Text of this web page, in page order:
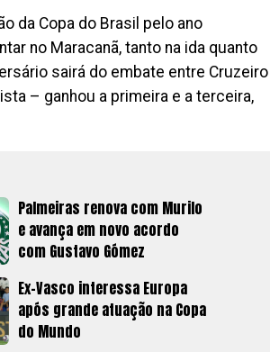
da Copa do Brasil pelo ano
no Maracanã, tanto na ida quanto
sairá do embate entre Cruzeiro
– ganhou a primeira e a terceira,
Palmeiras renova com Murilo
e avança em novo acordo
com Gustavo Gómez
Ex-Vasco interessa Europa
após grande atuação na Copa
do Mundo